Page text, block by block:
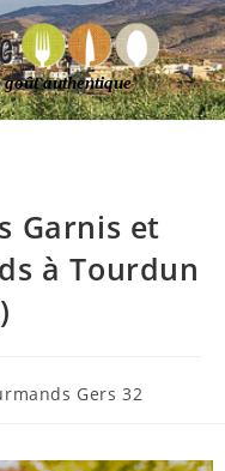
authentique
Garnis et
à Tourdun
Gers 32